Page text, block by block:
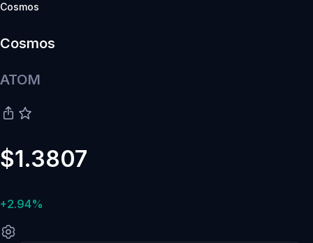
Cosmos
Cosmos
ATOM
$1.3807
+2.94%